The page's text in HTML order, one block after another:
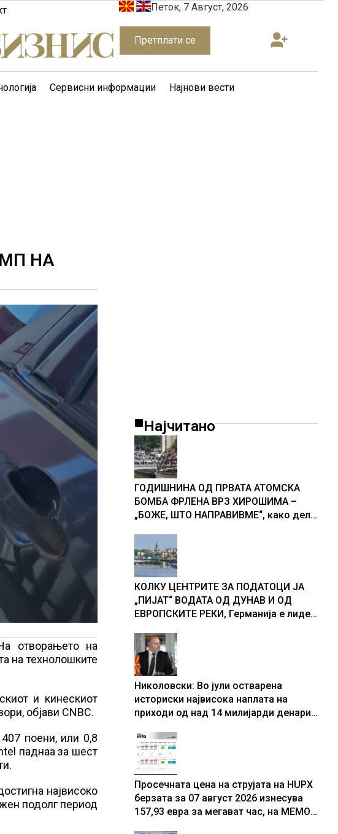
Петок, 7 Август, 2026
Претплати се
Сервисни информации Најнови вести
НА
отворањето на
на технолошките
и кинескиот
објави CNBC.
поени, или 0,8
паднаа за шест
највисоко
подолг период
Најчитано
ГОДИШНИНА ОД ПРВАТА АТОМСКА
БОМБА ФРЛЕНА ВРЗ ХИРОШИМА –
„БОЖЕ, ШТО НАПРАВИВМЕ“, како дел
учесниците во бомбардирањето го
доживуваа овој настан што го
промени текот на историјата
КОЛКУ ЦЕНТРИТЕ ЗА ПОДАТОЦИ ЈА
„ПИЈАТ“ ВОДАТА ОД ДУНАВ И ОД
ЕВРОПСКИТЕ РЕКИ, Германија е лидер
центри за податоци
Николовски: Во јули остварена
историски највисока наплата на
приходи од над 14 милијарди денари
резултати
Просечната цена на струјата на HUPX
берзата за 07 август 2026 изнесува
157,93 евра за мегават час, на МЕМО